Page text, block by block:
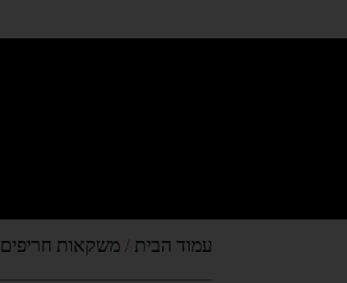
עמוד הבית / משקאות חריפים